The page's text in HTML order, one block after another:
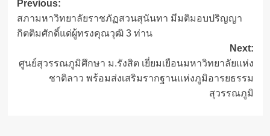
Post
navigation
Previous:
สภามหาวิทยาลัยราชภัฏสวนสุนันทา มีมติมอบปริญญา
กิตติมศักดิ์แด่ผู้ทรงคุณวุฒิ 3 ท่าน
Next:
ศูนย์สุวรรณภูมิศึกษา ม.รังสิต เยี่ยมเยือนมหาวิทยาลัยแห่ง
ชาติลาว พร้อมส่งเสริมรากฐานแห่งภูมิอารยธรรม
สุวรรณภูมิ